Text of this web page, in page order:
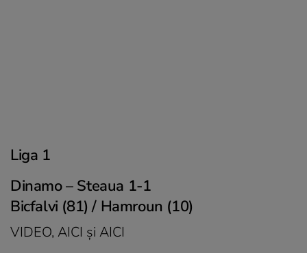
Liga 1
Dinamo – Steaua 1-1
Bicfalvi (81) / Hamroun (10)
VIDEO, AICI și AICI